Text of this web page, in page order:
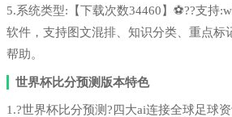
5.系统类型:【下载次数34460】⚽??支持
软件，支持图文混排、知识分类、重点
帮助。
世界杯比分预测版本特色
1.?世界杯比分预测?四大ai连接全球足球